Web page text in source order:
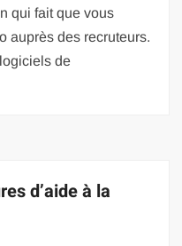
qui fait que vous
auprès des recruteurs.
de
d’aide à la